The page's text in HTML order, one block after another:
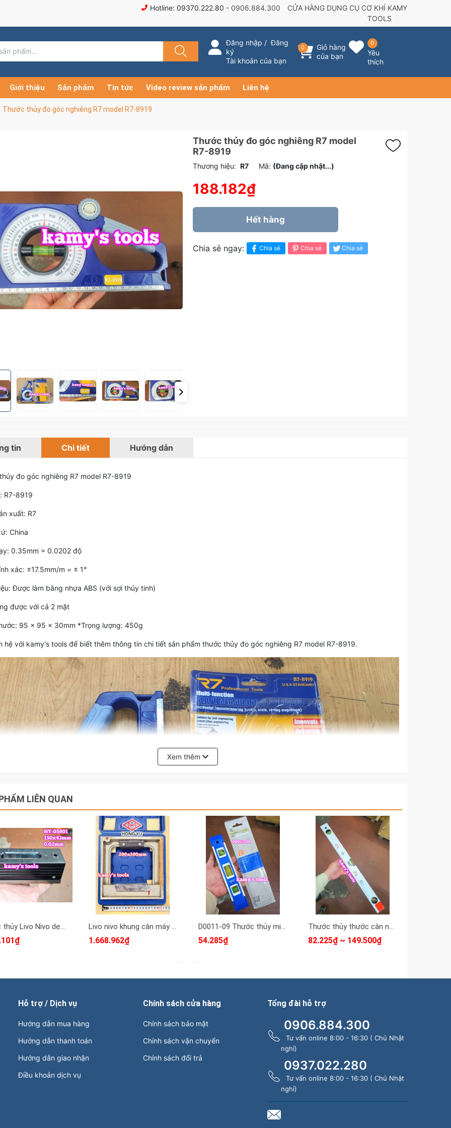
Hotline: 09370.222.80 - 0906.884.300
CỬA HÀNG DỤNG CỤ CƠ KHÍ KAMY
TOOLS
Đăng nhập /Đăng
ký
Tài khoản của bạn
0
Giỏ hàng
của bạn
0
Yêu
thích
Giới thiệu Sản phẩm Tin tức Video review sản phẩm Liên hệ
Thước thủy đo góc nghiêng R7 model R7-8919
Thước thủy đo góc nghiêng R7 model
R7-8919
Thương hiệu: R7 Mã: (Đang cập nhật...)
188.182₫
Hết hàng
Chia sẻ ngay: Chia sẻ Chia sẻ Chia sẻ
tin Chi tiết Hướng dẫn
đo góc nghiêng R7 model R7-8919
R7-8919
xuất: R7
China
0.35mm = 0.0202 độ
xác: ±17.5mm/m = ± 1°
Được làm bằng nhựa ABS (với sợi thủy tinh)
được với cả 2 mặt
95 x 95 x 30mm *Trọng lượng: 450g
hệ với kamy's tools để biết thêm thông tin chi tiết sản phẩm thước thủy đo góc nghiêng R7 model R7-8919.
Xem thêm
LIÊN QUAN
Thước thủy Livo Nivo dẹp hình chữ nhật cân máy 150mm x 0.02mm HongYu HY-05901 Livo nivo khung cân máy hình vuông 200mm x0.02mm HongYu HY-09520A
1.668.962₫
D0011-09 Thước thủy mini C-Mart 9 inch 225mm có nâm châm từ tính
54.285₫
Thước thủy thước cân nước có nam châm từ tính LS+ dài 30cm 40cm 50cm 60cm 80cm 100cm
82.225₫ ~ 149.500₫
Hỗ trợ / Dịch vụ
Hướng dẫn mua hàng
Hướng dẫn thanh toán
Hướng dẫn giao nhận
Điều khoản dịch vụ
Chính sách cửa hàng
Chính sách bảo mật
Chính sách vận chuyển
Chính sách đổi trả
Tổng đài hỗ trợ
0906.884.300
Tư vấn online 8:00 - 16:30 ( Chủ Nhật
nghỉ)
0937.022.280
Tư vấn online 8:00 - 16:30 ( Chủ Nhật
nghỉ)